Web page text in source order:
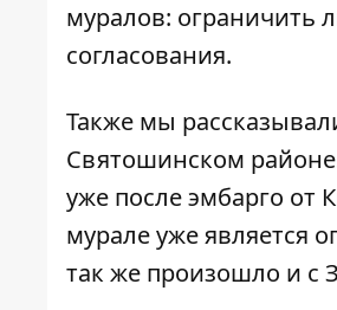
муралов: ограничить
согласования.
Также мы
Святошинском
уже после эмбарго от
мурале уже является
так же произошло и с